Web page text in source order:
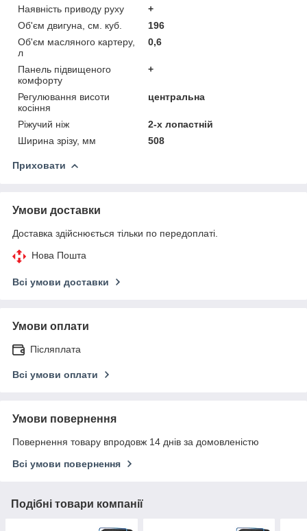
Наявність приводу руху
+
Об'єм двигуна, см. куб.
196
Об'єм масляного картеру,
л
0,6
Панель підвищеного
комфорту
+
Регулювання висоти
косіння
центральна
Ріжучий ніж
2-х лопастній
Ширина зрізу, мм
508
Приховати
Умови доставки
Доставка здійснюється тільки по передоплаті.
Нова Пошта
Всі умови доставки
Умови оплати
Післяплата
Всі умови оплати
Умови повернення
Повернення товару впродовж 14 днів за домовленістю
Всі умови повернення
Подібні товари компанії